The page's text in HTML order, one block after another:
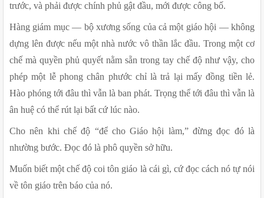
trước, và phải được chính phủ gật đầu, mới được công bố.
Hàng giám mục — bộ xương sống của cả một giáo hội — không
dựng lên được nếu một nhà nước vô thần lắc đầu. Trong một cơ
chế mà quyền phủ quyết nằm sẵn trong tay chế độ như vậy, cho
phép một lễ phong chân phước chỉ là trả lại mấy đồng tiền lẻ.
Hào phóng tới đâu thì vẫn là ban phát. Trọng thể tới đâu thì vẫn là
ân huệ có thể rút lại bất cứ lúc nào.
Cho nên khi chế độ “để cho Giáo hội làm,” đừng đọc đó là
nhường bước. Đọc đó là phô quyền sở hữu.
Muốn biết một chế độ coi tôn giáo là cái gì, cứ đọc cách nó tự nói
về tôn giáo trên báo của nó.